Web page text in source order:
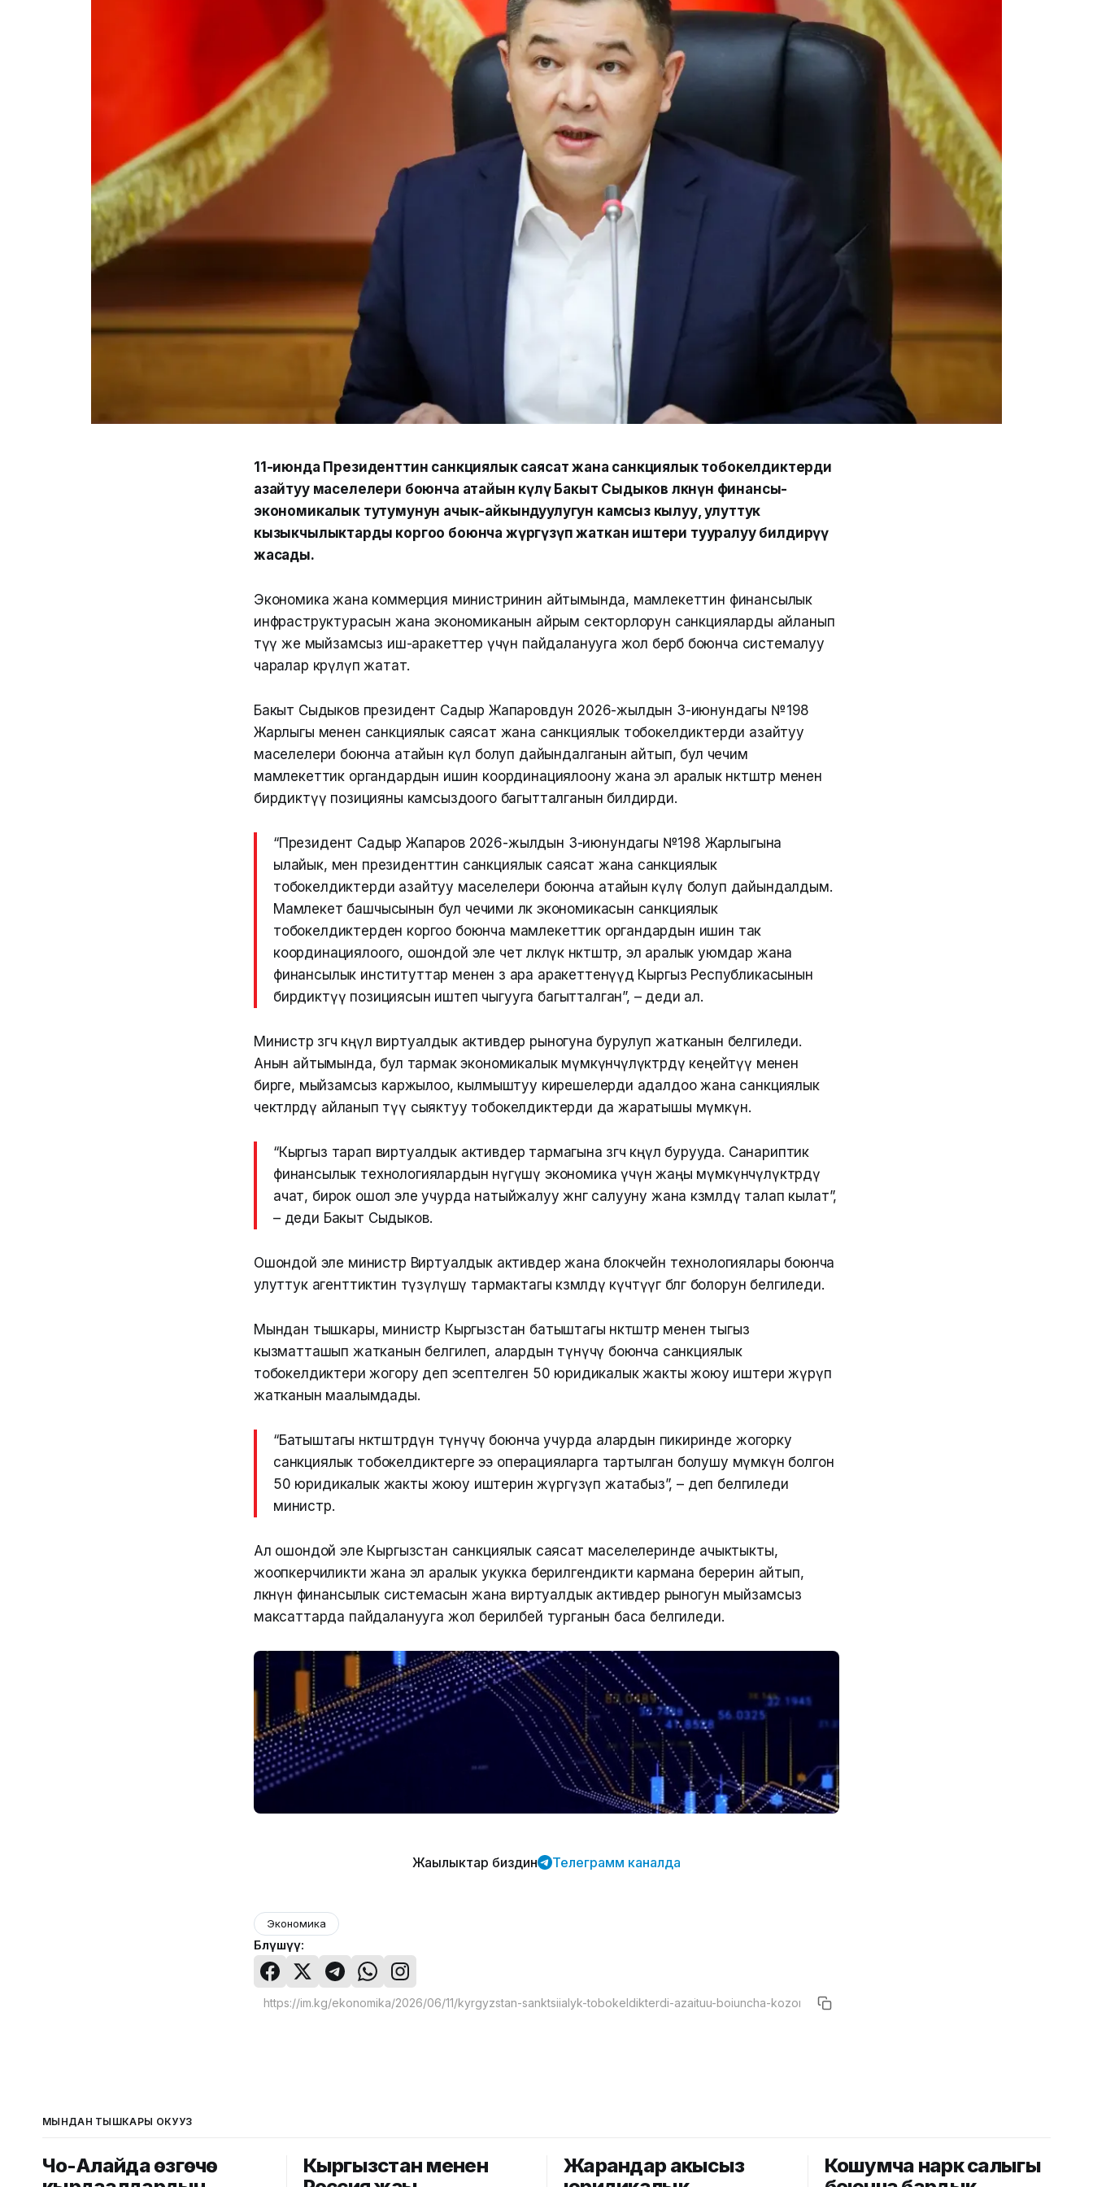
11-июнда Президенттин санкциялык саясат жана санкциялык тобокелдиктерди
азайтуу маселелери боюнча атайын өкүлү Бакыт Сыдыков өлкөнүн финансы-
экономикалык тутумунун ачык-айкындуулугун камсыз кылуу, улуттук
кызыкчылыктарды коргоо боюнча жүргүзүп жаткан иштери тууралуу билдирүү
жасады.
Экономика жана коммерция министринин айтымында, мамлекеттин финансылык
инфраструктурасын жана экономиканын айрым секторлорун санкцияларды айланып
өтүү же мыйзамсыз иш-аракеттер үчүн пайдаланууга жол бербөө боюнча системалуу
чаралар көрүлүп жатат.
Бакыт Сыдыков президент Садыр Жапаровдун 2026-жылдын 3-июнундагы №198
Жарлыгы менен санкциялык саясат жана санкциялык тобокелдиктерди азайтуу
маселелери боюнча атайын өкүл болуп дайындалганын айтып, бул чечим
мамлекеттик органдардын ишин координациялоону жана эл аралык өнөктөштөр менен
бирдиктүү позицияны камсыздоого багытталганын билдирди.
“Президент Садыр Жапаров 2026-жылдын 3-июнундагы №198 Жарлыгына
ылайык, мен президенттин санкциялык саясат жана санкциялык
тобокелдиктерди азайтуу маселелери боюнча атайын өкүлү болуп дайындалдым.
Мамлекет башчысынын бул чечими өлкө экономикасын санкциялык
тобокелдиктерден коргоо боюнча мамлекеттик органдардын ишин так
координациялоого, ошондой эле чет өлкөлүк өнөктөштөр, эл аралык уюмдар жана
финансылык институттар менен өз ара аракеттенүүдө Кыргыз Республикасынын
бирдиктүү позициясын иштеп чыгууга багытталган”, – деди ал.
Министр өзгөчө көңүл виртуалдык активдер рыногуна бурулуп жатканын белгиледи.
Анын айтымында, бул тармак экономикалык мүмкүнчүлүктөрдү кеңейтүү менен
бирге, мыйзамсыз каржылоо, кылмыштуу кирешелерди адалдоо жана санкциялык
чектөөлөрдү айланып өтүү сыяктуу тобокелдиктерди да жаратышы мүмкүн.
“Кыргыз тарап виртуалдык активдер тармагына өзгөчө көңүл бурууда. Санариптик
финансылык технологиялардын өнүгүшү экономика үчүн жаңы мүмкүнчүлүктөрдү
ачат, бирок ошол эле учурда натыйжалуу жөнгө салууну жана көзөмөлдү талап кылат”,
– деди Бакыт Сыдыков.
Ошондой эле министр Виртуалдык активдер жана блокчейн технологиялары боюнча
улуттук агенттиктин түзүлүшү тармактагы көзөмөлдү күчөтүүгө өбөлгө болорун белгиледи.
Мындан тышкары, министр Кыргызстан батыштагы өнөктөштөр менен тыгыз
кызматташып жатканын белгилеп, алардын өтүнүчү боюнча санкциялык
тобокелдиктери жогору деп эсептелген 50 юридикалык жакты жоюу иштери жүрүп
жатканын маалымдады.
“Батыштагы өнөктөштөрдүн өтүнүчү боюнча учурда алардын пикиринде жогорку
санкциялык тобокелдиктерге ээ операцияларга тартылган болушу мүмкүн болгон
50 юридикалык жакты жоюу иштерин жүргүзүп жатабыз”, – деп белгиледи
министр.
Ал ошондой эле Кыргызстан санкциялык саясат маселелеринде ачыктыкты,
жоопкерчиликти жана эл аралык укукка берилгендикти кармана берерин айтып,
өлкөнүн финансылык системасын жана виртуалдык активдер рыногун мыйзамсыз
максаттарда пайдаланууга жол берилбей турганын баса белгиледи.
Жаңылыктар биздин Телеграмм каналда
Экономика
Бөлүшүү:
МЫНДАН ТЫШКАРЫ ОКУҢУЗ
Чоң-Алайда өзгөчө
Кыргызстан менен
Жарандар акысыз
Кошумча нарк салыгы